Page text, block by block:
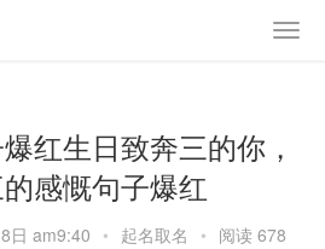
红生日致奔三的你，
感慨句子爆红
日 am9:40 • 起名取名 • 阅读 678